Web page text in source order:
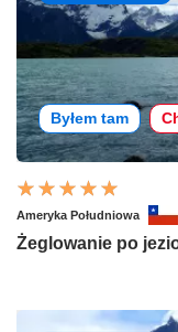
Byłem tam
Ameryka Południowa
Żeglowanie po